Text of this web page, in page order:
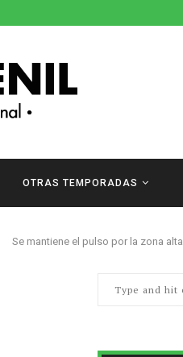
OTRAS TEMPORADAS
Se mantiene el pulso por la zona alta